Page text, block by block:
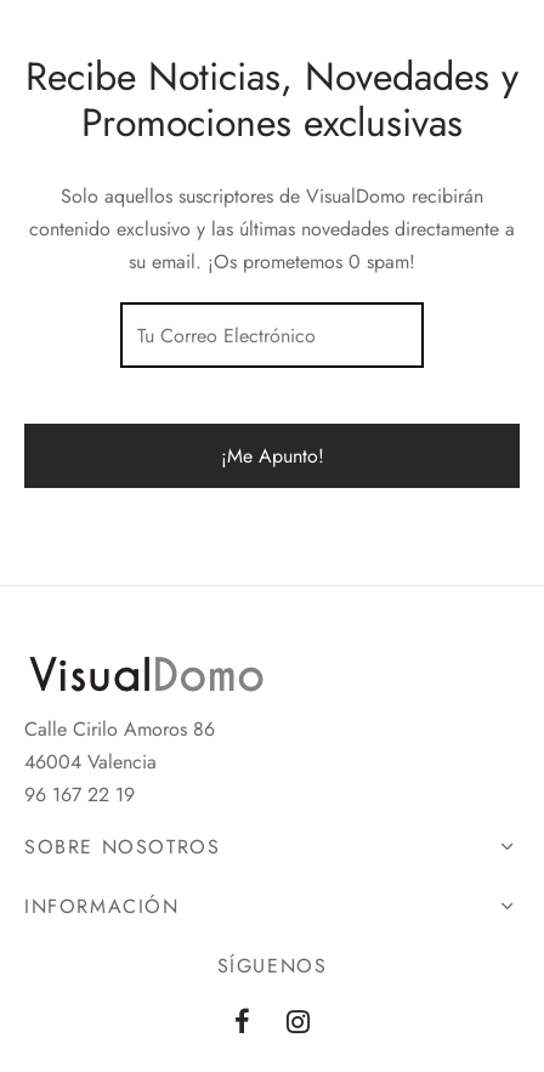
Recibe Noticias, Novedades y
Promociones exclusivas
Solo aquellos suscriptores de VisualDomo recibirán
contenido exclusivo y las últimas novedades directamente a
su email. ¡Os prometemos 0 spam!
Calle Cirilo Amoros 86
46004 Valencia
96 167 22 19
SOBRE NOSOTROS
INFORMACIÓN
SÍGUENOS